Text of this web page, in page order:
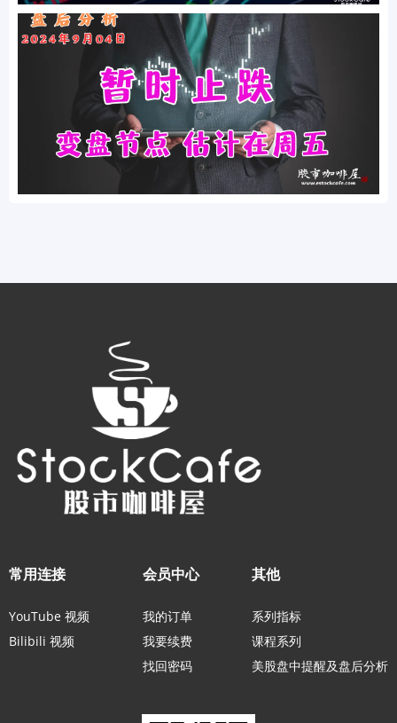
常用连接
YouTube 视频
Bilibili 视频
会员中心
我的订单
我要续费
找回密码
其他
系列指标
课程系列
美股盘中提醒及盘后分析